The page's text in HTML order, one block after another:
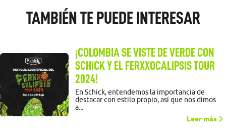
TAMBIÉN TE PUEDE INTERESAR
¡COLOMBIA SE VISTE DE VERDE CON
SCHICK Y EL FERXXOCALIPSIS TOUR
2024!
En Schick, entendemos la importancia de
destacar con estilo propio, así que nos dimos
a...
Leer más